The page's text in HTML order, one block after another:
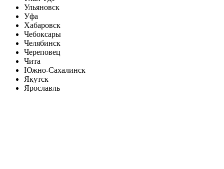
Ульяновск
Уфа
Хабаровск
Чебоксары
Челябинск
Череповец
Чита
Южно-Сахалинск
Якутск
Ярославль